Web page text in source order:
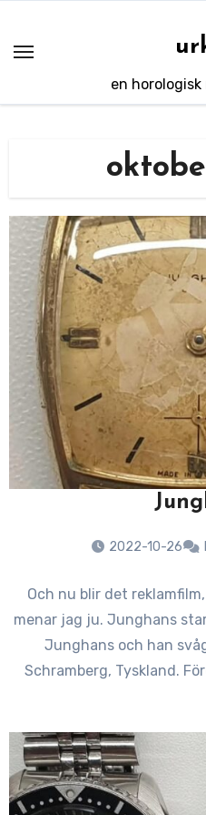
innehåll
en
2022-10-26
Och nu blir det
menar jag ju. Junghans
Junghans och han
Schramberg, Tyskland.